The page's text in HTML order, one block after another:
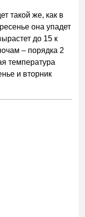
такой же, как в
она упадет
до 15 к
– порядка 2
температура
и вторник